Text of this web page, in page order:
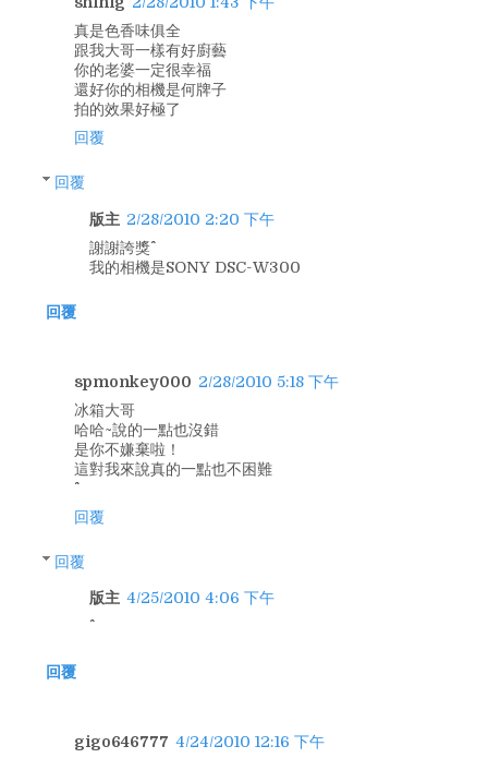
真是色香味俱全
跟我大哥一樣有好廚藝
你的老婆一定很幸福
還好你的相機是何牌子
拍的效果好極了
回覆
回覆
版主 2/28/2010 2:20 下午
謝謝誇獎^^
我的相機是SONY DSC-W300
回覆
spmonkey000 2/28/2010 5:18 下午
冰箱大哥
哈哈~說的一點也沒錯
是你不嫌棄啦！
這對我來說真的一點也不困難
回覆
回覆
版主 4/25/2010 4:06 下午
回覆
gigo646777 4/24/2010 12:16 下午